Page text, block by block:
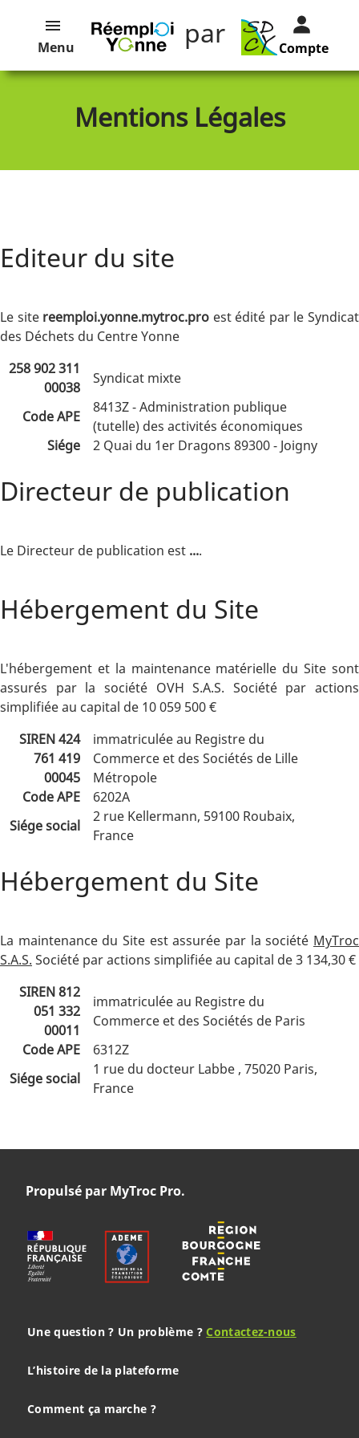
Menu par Compte
Mentions Légales
Editeur du site
Le site reemploi.yonne.mytroc.pro est édité par le Syndicat
des Déchets du Centre Yonne
258 902 311
00038
Syndicat mixte
Code APE
8413Z - Administration publique
(tutelle) des activités économiques
Siége
2 Quai du 1er Dragons 89300 - Joigny
Directeur de publication
Le Directeur de publication est ....
Hébergement du Site
L'hébergement et la maintenance matérielle du Site sont
assurés par la société OVH S.A.S. Société par actions
simplifiée au capital de 10 059 500 €
SIREN 424
761 419
00045
immatriculée au Registre du
Commerce et des Sociétés de Lille
Métropole
Code APE
6202A
Siége social
2 rue Kellermann, 59100 Roubaix,
France
Hébergement du Site
La maintenance du Site est assurée par la société MyTroc
S.A.S. Société par actions simplifiée au capital de 3 134,30 €
SIREN 812
051 332
00011
immatriculée au Registre du
Commerce et des Sociétés de Paris
Code APE
6312Z
Siége social
1 rue du docteur Labbe , 75020 Paris,
France
Propulsé par MyTroc Pro.
Une question ? Un problème ?Contactez-nous
L’histoire de la plateforme
Comment ça marche ?